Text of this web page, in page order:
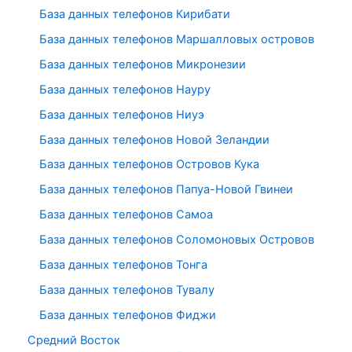
База данных телефонов Кирибати
База данных телефонов Маршалловых островов
База данных телефонов Микронезии
База данных телефонов Науру
База данных телефонов Ниуэ
База данных телефонов Новой Зеландии
База данных телефонов Островов Кука
База данных телефонов Папуа-Новой Гвинеи
База данных телефонов Самоа
База данных телефонов Соломоновых Островов
База данных телефонов Тонга
База данных телефонов Тувалу
База данных телефонов Фиджи
Средний Восток